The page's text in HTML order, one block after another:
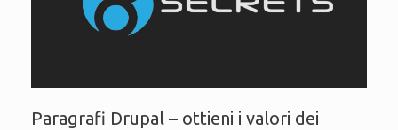
Paragrafi Drupal – ottieni i valori dei